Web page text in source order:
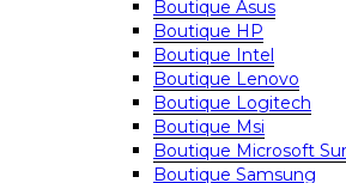
Boutique Asus
Boutique HP
Boutique Intel
Boutique Lenovo
Boutique Logitech
Boutique Msi
Boutique Microsoft
Boutique Samsung